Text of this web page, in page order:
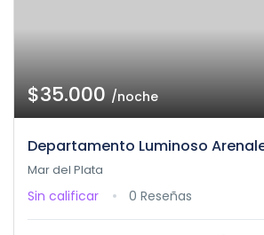
$35.000/noche
Departamento Luminoso
Mar del Plata
Sin calificar 0 Reseñas